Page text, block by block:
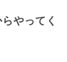
やってく